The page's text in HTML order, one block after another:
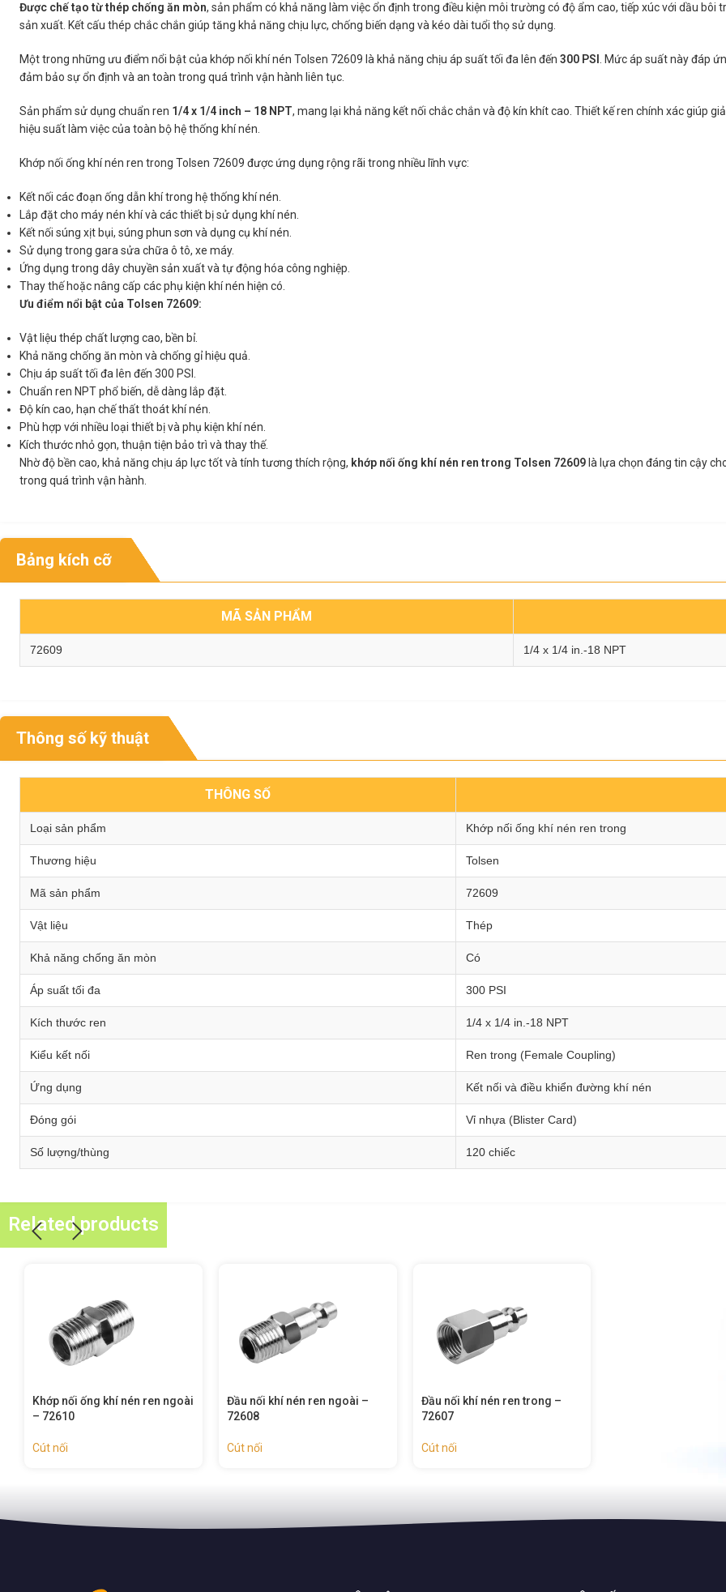
Được chế tạo từ thép chống ăn mòn, sản phẩm có khả năng làm việc ổn định trong điều kiện môi trường có độ ẩm cao, tiếp xúc với dầu
sản xuất. Kết cấu thép chắc chắn giúp tăng khả năng chịu lực, chống biến dạng và kéo dài tuổi thọ sử dụng.
Một trong những ưu điểm nổi bật của khớp nối khí nén Tolsen 72609 là khả năng chịu áp suất tối đa lên đến 300 PSI
. Mức áp suất này đáp
đảm bảo sự ổn định và an toàn trong quá trình vận hành liên tục.
Sản phẩm sử dụng chuẩn ren 1/4 x 1/4 inch – 18 NPT, mang lại khả năng kết nối chắc chắn và độ kín khít cao. Thiết kế ren chính xác giúp
hiệu suất làm việc của toàn bộ hệ thống khí nén.
Khớp nối ống khí nén ren trong Tolsen 72609 được ứng dụng rộng rãi trong nhiều lĩnh vực:
Kết nối các đoạn ống dẫn khí trong hệ thống khí nén.
Lắp đặt cho máy nén khí và các thiết bị sử dụng khí nén.
Kết nối súng xịt bụi, súng phun sơn và dụng cụ khí nén.
Sử dụng trong gara sửa chữa ô tô, xe máy.
Ứng dụng trong dây chuyền sản xuất và tự động hóa công nghiệp.
Thay thế hoặc nâng cấp các phụ kiện khí nén hiện có.
Ưu điểm nổi bật của Tolsen 72609:
Vật liệu thép chất lượng cao, bền bỉ.
Khả năng chống ăn mòn và chống gỉ hiệu quả.
Chịu áp suất tối đa lên đến 300 PSI.
Chuẩn ren NPT phổ biến, dễ dàng lắp đặt.
Độ kín cao, hạn chế thất thoát khí nén.
Phù hợp với nhiều loại thiết bị và phụ kiện khí nén.
Kích thước nhỏ gọn, thuận tiện bảo trì và thay thế.
Nhờ độ bền cao, khả năng chịu áp lực tốt và tính tương thích rộng, khớp nối ống khí nén ren trong Tolsen 72609 là lựa chọn đáng tin cậy
trong quá trình vận hành.
Bảng kích cỡ
MÃ SẢN PHẨM
72609 1/4 x 1/4 in.-18 NPT
Thông số kỹ thuật
THÔNG SỐ
Loại sản phẩm Khớp nối ống khí nén ren trong
Thương hiệu Tolsen
Mã sản phẩm 72609
Vật liệu Thép
Khả năng chống ăn mòn Có
Áp suất tối đa 300 PSI
Kích thước ren 1/4 x 1/4 in.-18 NPT
Kiểu kết nối Ren trong (Female Coupling)
Ứng dụng Kết nối và điều khiển đường khí nén
Đóng gói Vỉ nhựa (Blister Card)
Số lượng/thùng 120 chiếc
Related products
Đầu nối khí nén ren ngoài –
72608
Cút nối
Đầu nối khí nén ren trong –
72607
Cút nối
Khớp nối nhanh khí nén ren
ngoài – 72606
Cút nối